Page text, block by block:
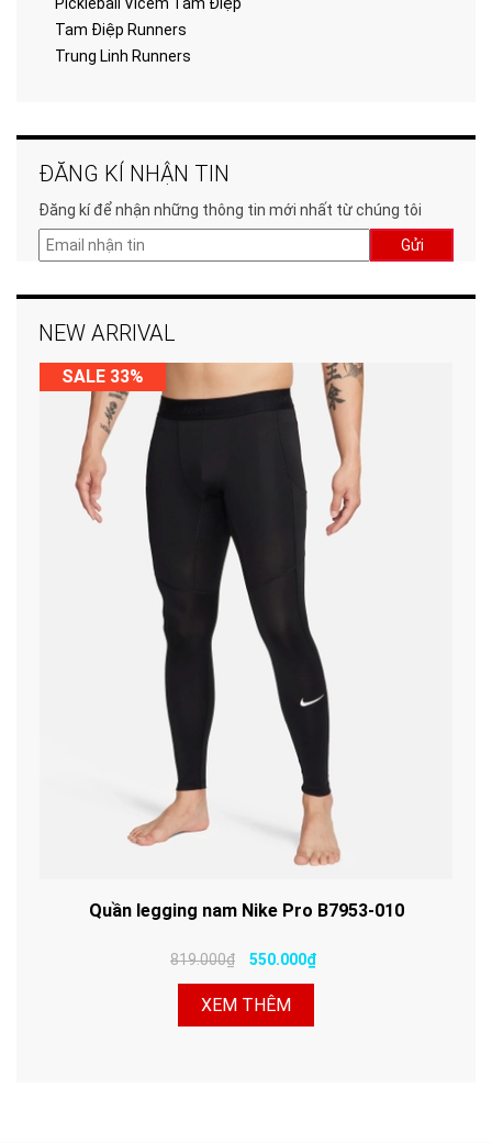
Tam Điệp Runners
Trung Linh Runners
ĐĂNG KÍ NHẬN TIN
Đăng kí để nhận những thông tin mới nhất từ chúng tôi
Gửi
NEW ARRIVAL
SALE 33%
Quần legging nam Nike Pro B7953-010
819.000₫ 550.000₫
XEM THÊM